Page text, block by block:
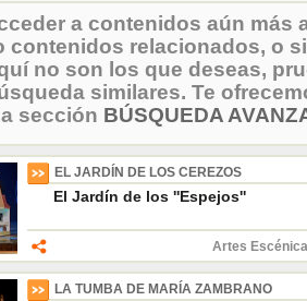
a contenidos aún más
contenidos relacionados, o
no son los que deseas,
similares. Te
sección BÚSQUEDA
EL JARDÍN DE LOS CEREZOS
El Jardín de los ''Espejos''
Artes
LA TUMBA DE MARÍA ZAMBRANO